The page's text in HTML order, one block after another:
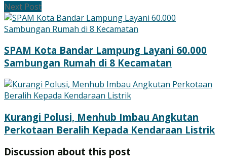
Next Post
SPAM Kota Bandar Lampung Layani 60.000
Sambungan Rumah di 8 Kecamatan
Kurangi Polusi, Menhub Imbau Angkutan
Perkotaan Beralih Kepada Kendaraan Listrik
Discussion about this post